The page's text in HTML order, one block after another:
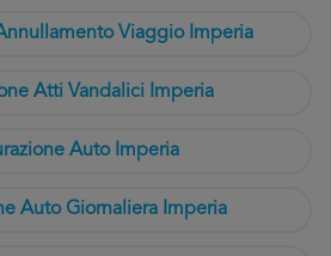
Viaggio Imperia
Atti Vandalici Imperia
Auto Imperia
Auto Giornaliera Imperia